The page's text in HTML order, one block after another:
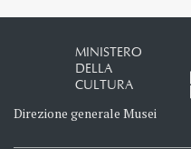
MINISTERO
DELLA
CULTURA
Direzione generale Musei